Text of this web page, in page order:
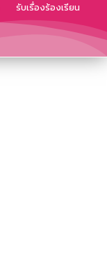
รับเรื่องร้องเรียน